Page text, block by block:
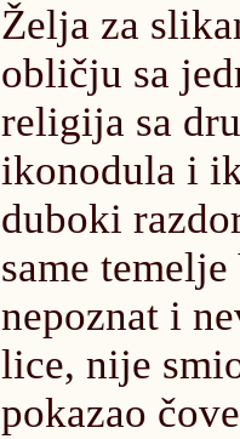
Želja za
obličju sa
religija sa
ikonodula i
duboki
same
nepoznat i
lice, nije
pokazao